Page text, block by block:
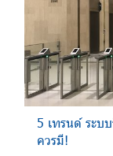
5 เทรนด์ ระ
ควรมี!